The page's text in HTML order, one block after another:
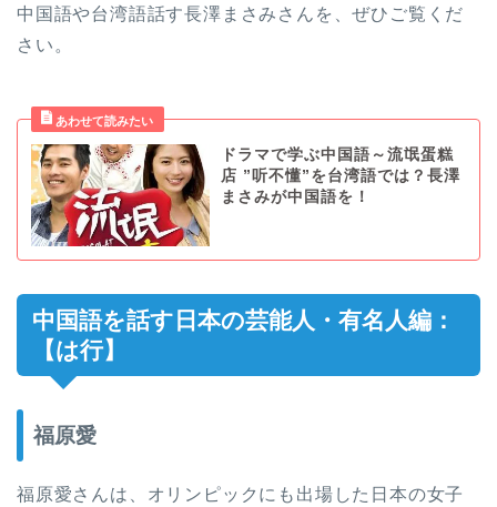
中国語や台湾語話す長澤まさみさんを、ぜひご覧くだ
さい。
ドラマで学ぶ中国語～流氓蛋糕
店 ”听不懂”を台湾語では？長澤
まさみが中国語を！
中国語を話す日本の芸能人・有名人編：
【は行】
福原愛
福原愛さんは、オリンピックにも出場した日本の女子